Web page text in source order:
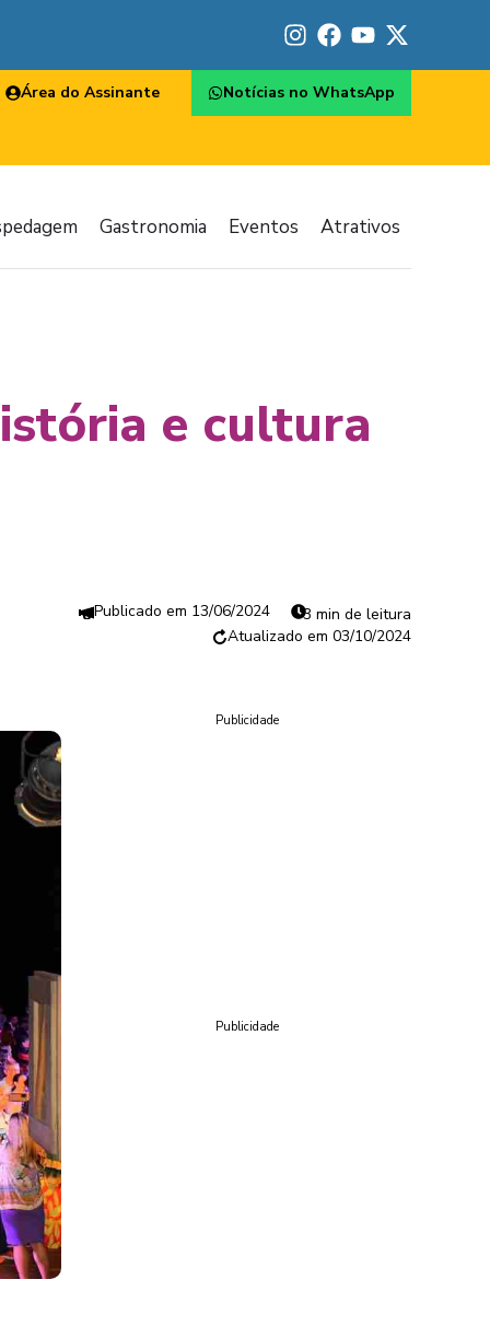
Área do Assinante Notícias no WhatsApp
Gastronomia Eventos Atrativos
e cultura
13/06/2024
3 min de leitura
03/10/2024
Publicidade
Publicidade